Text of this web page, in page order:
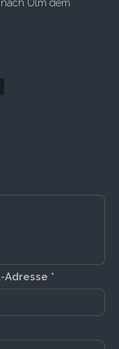
Ulm dem
Adresse *